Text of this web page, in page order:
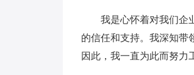
我是心怀着对我们企
的信任和支持。我深知带
因此，我一直为此而努力